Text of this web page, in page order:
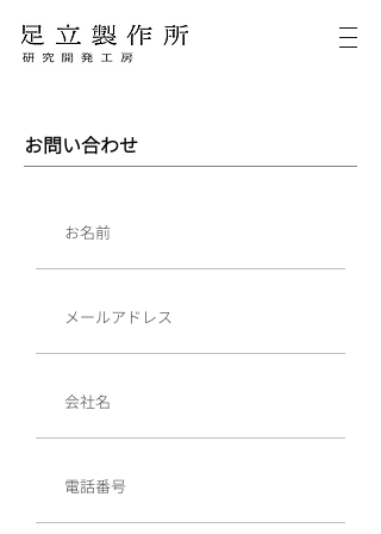
お問い合わせ